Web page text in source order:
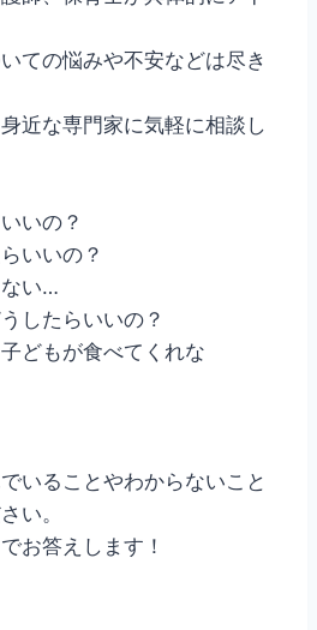
ての悩みや不安などは尽き
近な専門家に気軽に相談し
いの？
いいの？
ない…
したらいいの？
どもが食べてくれな
いることやわからないこと
い。
お答えします！